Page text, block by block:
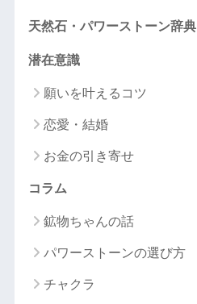
天然石・パワーストーン辞典
潜在意識
願いを叶えるコツ
恋愛・結婚
お金の引き寄せ
コラム
鉱物ちゃんの話
パワーストーンの選び方
チャクラ